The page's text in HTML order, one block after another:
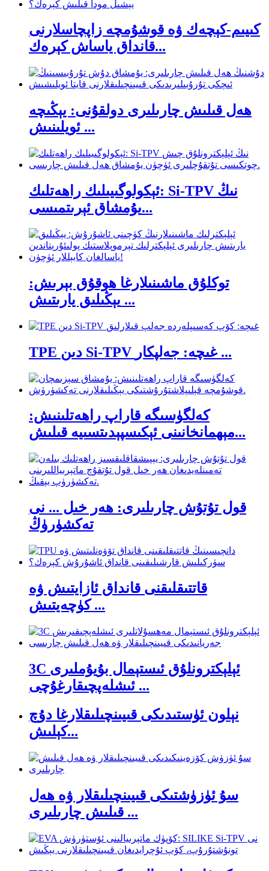
كىيىم-كېچەك ۋە قوشۇمچە زاپچاسلارنى
قانداق ياساش كېرەك...
ھەل قىلىش چارىلىرى دولقۇنى: يېڭىچە
ئويلىنىش ...
ئېكولوگىيىلىك راھەتلىك: Si-TPV نىڭ
يۇمشاق ئېرىتمىسى...
توكلۇق ماشىنىلارغا ھوقۇق بېرىش:
يېڭىلىق يارىتىش ...
TPE دىن Si-TPV غىچە: جەلپكار ...
كەلگۈسىگە قاراپ راھەتلىنىش:
مېھمانخانىنى ئېكىسپېدىتسىيە قىلىش...
قول تۇتۇش چارىلىرى: ھەر خىل ... نى
تەكشۈرۈڭ
قاتتىقلىقنى قانداق ئازايتىش ۋە
كۈچەيتىش ...
3C ئېلېكترونلۇق ئىستېمال بۇيۇملىرى
ئىشلەپچىقارغۇچى ...
نېلون ئۈستىدىكى قىيىنچىلىقلارغا دۇچ
كېلىش...
سۇ ئۈزۈشتىكى قىيىنچىلىقلار ۋە ھەل
قىلىش چارىلىرى ...